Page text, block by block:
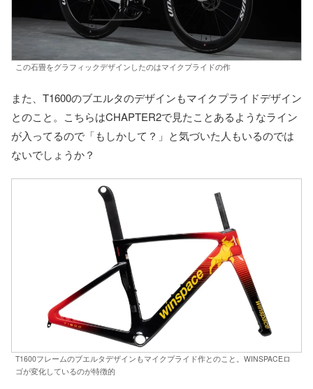
この石畳をグラフィックデザインしたのはマイクプライドの作
また、T1600のブエルタのデザインもマイクプライドデザイン
とのこと。こちらはCHAPTER2で見たことあるようなライン
が入ってるので「もしかして？」と気づいた人もいるのでは
ないでしょうか？
T1600フレームのブエルタデザインもマイクプライド作とのこと。WINSPACEロ
ゴが変化しているのが特徴的